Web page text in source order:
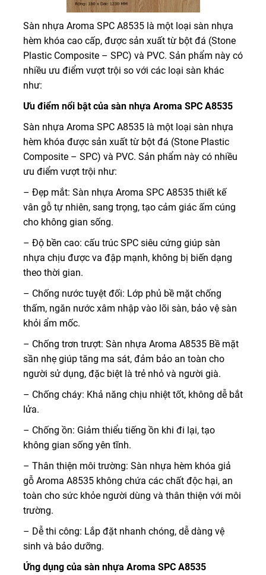
Sàn nhựa Aroma SPC A8535 là một loại sàn nhựa
hèm khóa cao cấp, được sản xuất từ bột đá (Stone
Plastic Composite – SPC) và PVC. Sản phẩm này có
nhiều ưu điểm vượt trội so với các loại sàn khác
như:
Ưu điểm nổi bật của sàn nhựa Aroma SPC A8535
Sàn nhựa Aroma SPC A8535 là một loại sàn nhựa
hèm khóa được sản xuất từ bột đá (Stone Plastic
Composite – SPC) và PVC. Sản phẩm này có nhiều
ưu điểm vượt trội như:
– Đẹp mắt: Sàn nhựa Aroma SPC A8535 thiết kế
vân gỗ tự nhiên, sang trọng, tạo cảm giác ấm cúng
cho không gian sống.
– Độ bền cao: cấu trúc SPC siêu cứng giúp sàn
nhựa chịu được va đập mạnh, không bị biến dạng
theo thời gian.
– Chống nước tuyệt đối: Lớp phủ bề mặt chống
thấm, ngăn nước xâm nhập vào lõi sàn, bảo vệ sàn
khỏi ẩm mốc.
– Chống trơn trượt: Sàn nhựa Aroma A8535 Bề mặt
sần nhẹ giúp tăng ma sát, đảm bảo an toàn cho
người sử dụng, đặc biệt là trẻ nhỏ và người già.
– Chống cháy: Khả năng chịu nhiệt tốt, không dễ bắt
lửa.
– Chống ồn: Giảm thiểu tiếng ồn khi đi lại, tạo
không gian sống yên tĩnh.
– Thân thiện môi trường: Sàn nhựa hèm khóa giả
gỗ Aroma A8535 không chứa các chất độc hại, an
toàn cho sức khỏe người dùng và thân thiện với môi
trường.
– Dễ thi công: Lắp đặt nhanh chóng, dễ dàng vệ
sinh và bảo dưỡng.
Ứng dụng của sàn nhựa Aroma SPC A8535